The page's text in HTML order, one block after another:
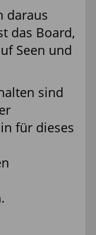
daraus
das Board,
Seen und
sind
für dieses